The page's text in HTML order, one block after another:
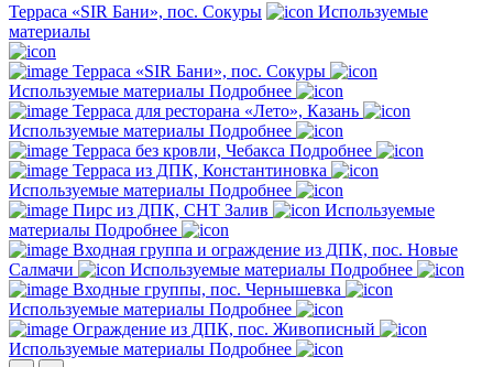
Терраса «SIR Бани», пос. Сокуры
Используемые
материалы
Терраса «SIR Бани», пос. Сокуры
Используемые материалы Подробнее
Терраса для ресторана «Лето», Казань
Используемые материалы Подробнее
Терраса без кровли, Чебакса Подробнее
Терраса из ДПК, Константиновка
Используемые материалы Подробнее
Пирс из ДПК, СНТ Залив
Используемые
материалы Подробнее
Входная группа и ограждение из ДПК, пос. Новые
Салмачи
Используемые материалы Подробнее
Входные группы, пос. Чернышевка
Используемые материалы Подробнее
Ограждение из ДПК, пос. Живописный
Используемые материалы Подробнее